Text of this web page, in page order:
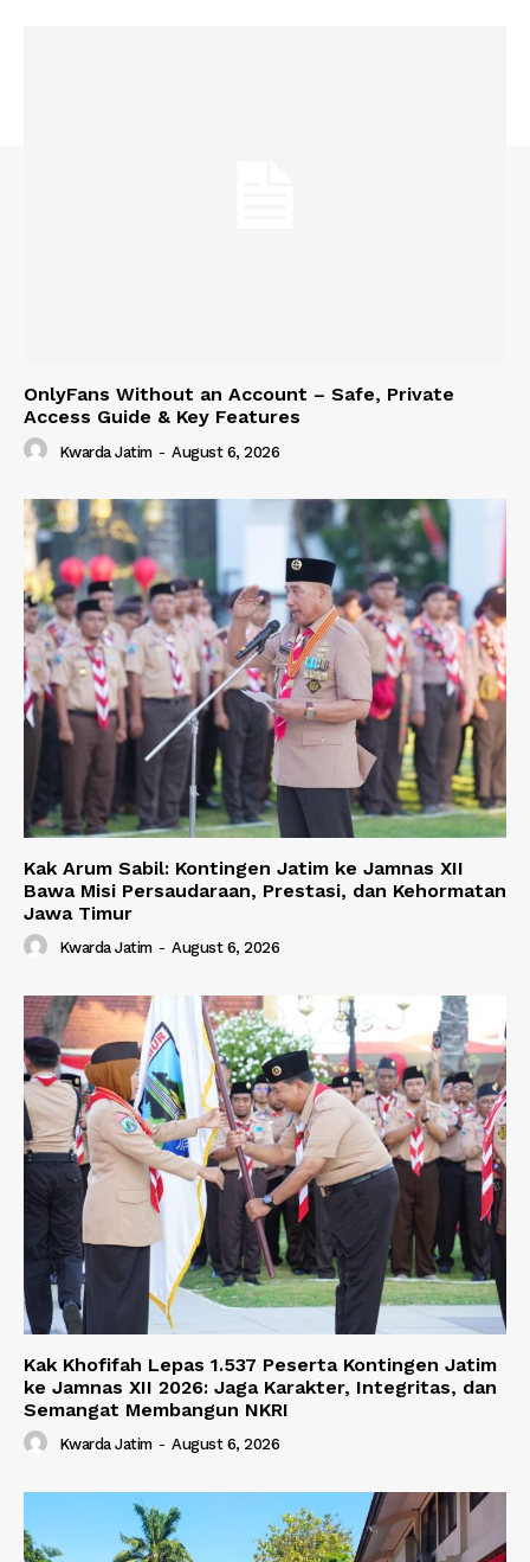
OnlyFans Without an Account – Safe, Private
Access Guide & Key Features
Kwarda Jatim - August 6, 2026
Kak Arum Sabil: Kontingen Jatim ke Jamnas XII
Bawa Misi Persaudaraan, Prestasi, dan Kehormatan
Jawa Timur
Kwarda Jatim - August 6, 2026
Kak Khofifah Lepas 1.537 Peserta Kontingen Jatim
ke Jamnas XII 2026: Jaga Karakter, Integritas, dan
Semangat Membangun NKRI
Kwarda Jatim - August 6, 2026